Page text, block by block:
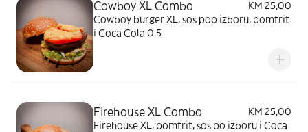
Cowboy XL Combo
KM 25,00
Cowboy burger XL, sos pop izboru, pomfrit
i Coca Cola 0.5
Firehouse XL Combo
KM 25,00
Firehouse XL, pomfrit, sos po izboru i Coca